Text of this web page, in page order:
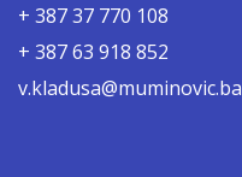
+ 387 37 770 108
+ 387 63 918 852
v.kladusa@muminovic.ba